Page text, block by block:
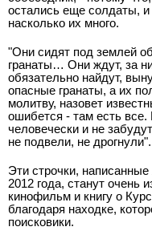
остались еще солдаты,
насколько их много.
"Они сидят под землей
гранаты… Они ждут, за
обязательно найдут,
опасные гранаты, а их
молитву, назовет
ошибется - там есть все.
человечески и не
не подвели, не дрогнули".
Эти строчки,
2012 года, станут очень
кинофильм и книгу о
благодаря находке,
поисковики.